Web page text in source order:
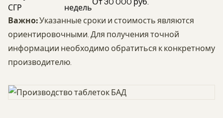
СГР
недель
Важно:Указанные сроки и стоимость являются
ориентировочными. Для получения точной
информации необходимо обратиться к конкретному
производителю.